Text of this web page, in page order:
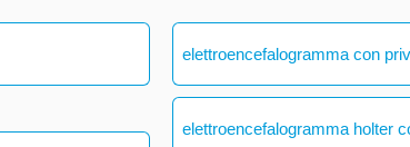
elettroencefalogramma con
elettroencefalogramma holter